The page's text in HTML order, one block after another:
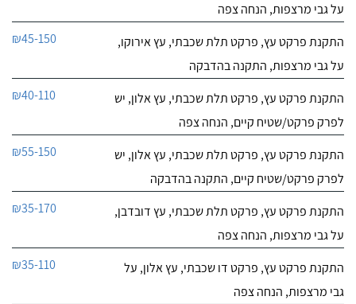
על גבי מרצפות, הנחה צפה
התקנת פרקט עץ, פרקט תלת שכבתי, עץ אירוקו,
על גבי מרצפות, התקנה בהדבקה
₪45-150
התקנת פרקט עץ, פרקט תלת שכבתי, עץ אלון, יש
לפרק פרקט/שטיח קיים, הנחה צפה
₪40-110
התקנת פרקט עץ, פרקט תלת שכבתי, עץ אלון, יש
לפרק פרקט/שטיח קיים, התקנה בהדבקה
₪55-150
התקנת פרקט עץ, פרקט תלת שכבתי, עץ דובדבן,
על גבי מרצפות, הנחה צפה
₪35-170
התקנת פרקט עץ, פרקט דו שכבתי, עץ אלון, על
גבי מרצפות, הנחה צפה
₪35-110